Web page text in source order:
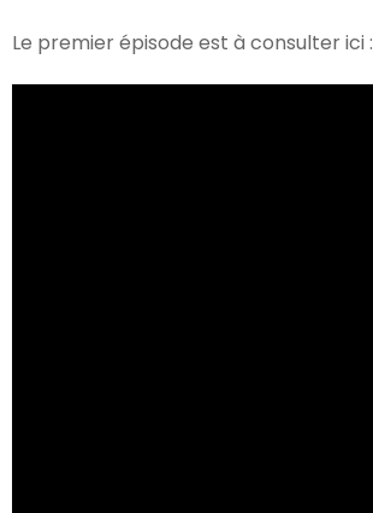
Le premier épisode est à consulter ici :